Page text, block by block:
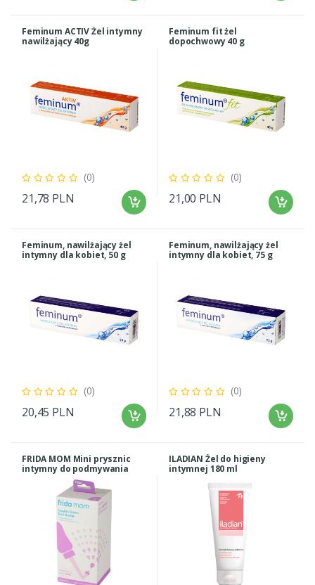
Feminum ACTIV Żel intymny
nawilżający 40g
(0)
21,78 PLN
Feminum fit żel
dopochwowy 40 g
(0)
21,00 PLN
Feminum, nawilżający żel
intymny dla kobiet, 50 g
(0)
20,45 PLN
Feminum, nawilżający żel
intymny dla kobiet, 75 g
(0)
21,88 PLN
FRIDA MOM Mini prysznic
intymny do podmywania
ILADIAN Żel do higieny
intymnej 180 ml